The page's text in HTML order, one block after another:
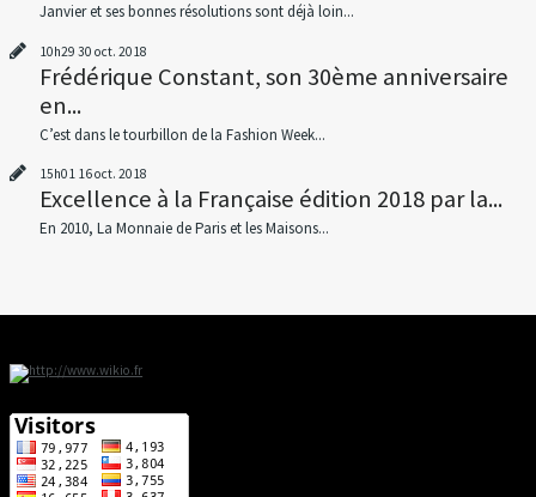
Janvier et ses bonnes résolutions sont déjà loin...
10h29 30 oct. 2018
Frédérique Constant, son 30ème anniversaire
en...
C’est dans le tourbillon de la Fashion Week...
15h01 16oct. 2018
Excellence à la Française édition 2018 par la...
En 2010, La Monnaie de Paris et les Maisons...